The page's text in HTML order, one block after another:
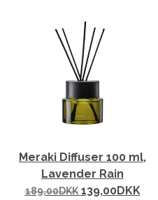
Meraki Diffuser 100 ml,
Lavender Rain
189,00DKK 139,00DKK